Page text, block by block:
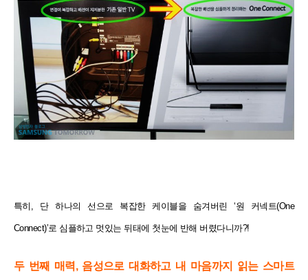
특히, 단 하나의 선으로 복잡한 케이블을 숨겨버린 ‘원 커넥트(One
Connect)’로 심플하고 멋있는 뒤태에 첫눈에 반해 버렸다니까?!
두 번째 매력, 음성으로 대화하고 내 마음까지 읽는 스마트